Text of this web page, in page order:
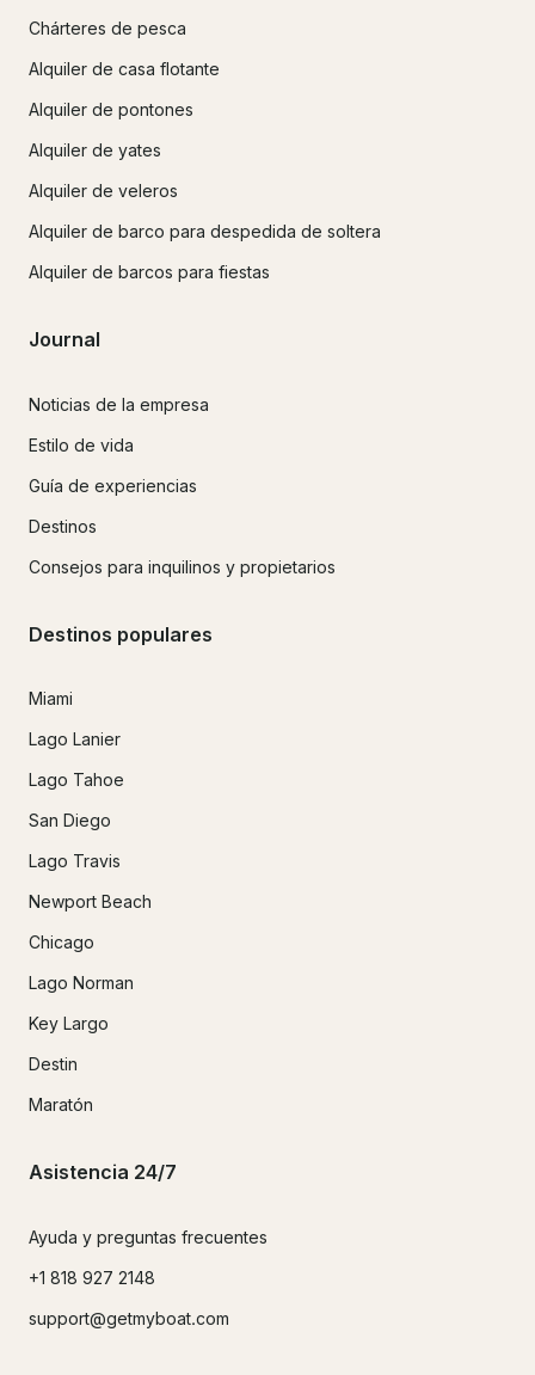
Chárteres de pesca
Alquiler de casa flotante
Alquiler de pontones
Alquiler de yates
Alquiler de veleros
Alquiler de barco para despedida de soltera
Alquiler de barcos para fiestas
Journal
Noticias de la empresa
Estilo de vida
Guía de experiencias
Destinos
Consejos para inquilinos y propietarios
Destinos populares
Miami
Lago Lanier
Lago Tahoe
San Diego
Lago Travis
Newport Beach
Chicago
Lago Norman
Key Largo
Destin
Maratón
Asistencia 24/7
Ayuda y preguntas frecuentes
+1 818 927 2148
support@getmyboat.com